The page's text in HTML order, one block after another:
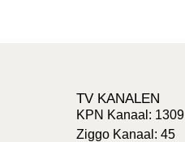
TV KANALEN
KPN Kanaal: 1309
Ziggo Kanaal: 45